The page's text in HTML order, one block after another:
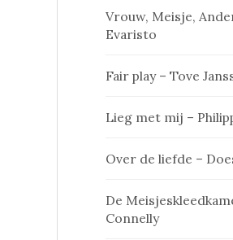
Vrouw, Meisje,
Evaristo
Fair play – Tove
Lieg met mij –
Over de liefde –
De
Connelly